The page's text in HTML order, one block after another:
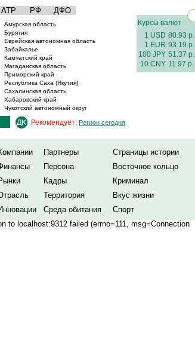
АТР РФ ДФО
Амурская область
Бурятия
Еврейская автономная область
Забайкалье
Камчатский край
Магаданская область
Приморский край
Республика Саха (Якутия)
Сахалинская область
Хабаровский край
Чукотский автономный округ
Курсы валют
1 USD 80.93 р.
1 EUR 93.19 р.
100 JPY 51.37 р.
10 CNY 11.97 р.
Рекомендует: Регион сегодня
Партнеры
Страницы истории
Персона
Восточное кольцо
Кадры
Криминал
Территория
Вкус жизни
Среда обитания
Спорт
to localhost:9312 failed (errno=111, msg=Connection